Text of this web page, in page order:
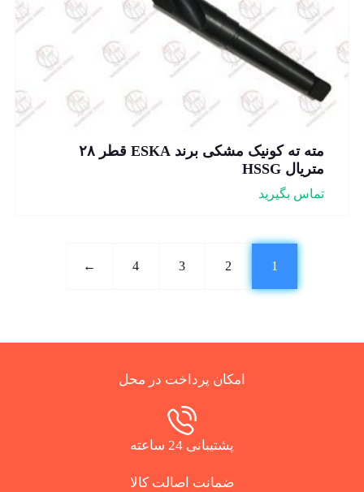
مته ته کونیک مشکی برند ESKA قطر ۲۸
متریال HSSG
تماس بگیرید
1
2
3
4
←
امکان پرداخت در محل
پشتیبانی 24 ساعته
ضمانت اصالت کالا